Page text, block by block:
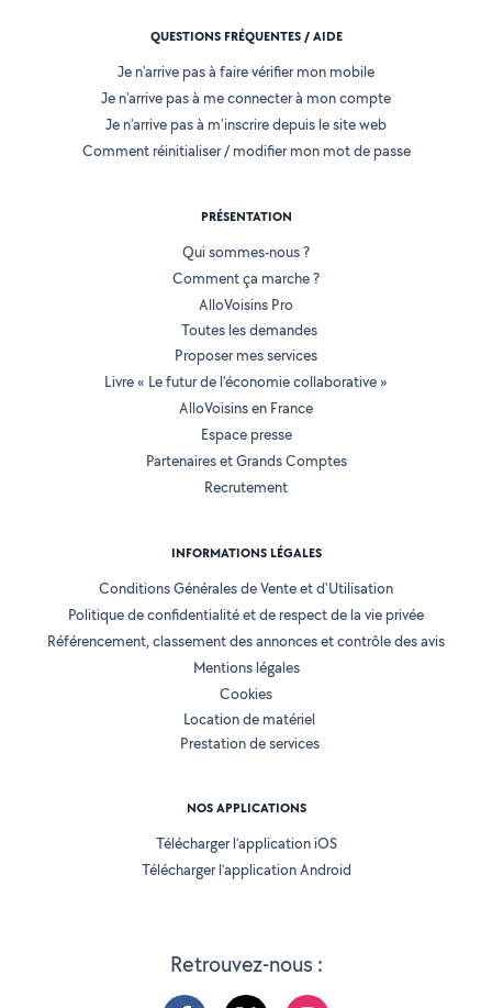
Retrouvez-nous :
QUESTIONS FRÉQUENTES / AIDE
Je n'arrive pas à faire vérifier mon mobile
Je n'arrive pas à me connecter à mon compte
Je n'arrive pas à m'inscrire depuis le site web
Comment réinitialiser / modifier mon mot de passe
PRÉSENTATION
Qui sommes-nous ?
Comment ça marche ?
AlloVoisins Pro
Toutes les demandes
Proposer mes services
Livre « Le futur de l'économie collaborative »
AlloVoisins en France
Espace presse
Partenaires et Grands Comptes
Recrutement
INFORMATIONS LÉGALES
Conditions Générales de Vente et d'Utilisation
Politique de confidentialité et de respect de la vie privée
Référencement, classement des annonces et contrôle des avis
Mentions légales
Cookies
Location de matériel
Prestation de services
NOS APPLICATIONS
Télécharger l’application iOS
Télécharger l’application Android